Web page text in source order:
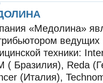
«Медолина»
техники:
( Бразилия), Reda
(Италия),